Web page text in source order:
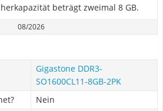
beträgt zweimal 8 GB.
08/2026
Gigastone DDR3-
SO1600CL11-8GB-2PK
Nein